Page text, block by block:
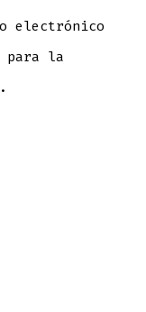
electrónico
para la